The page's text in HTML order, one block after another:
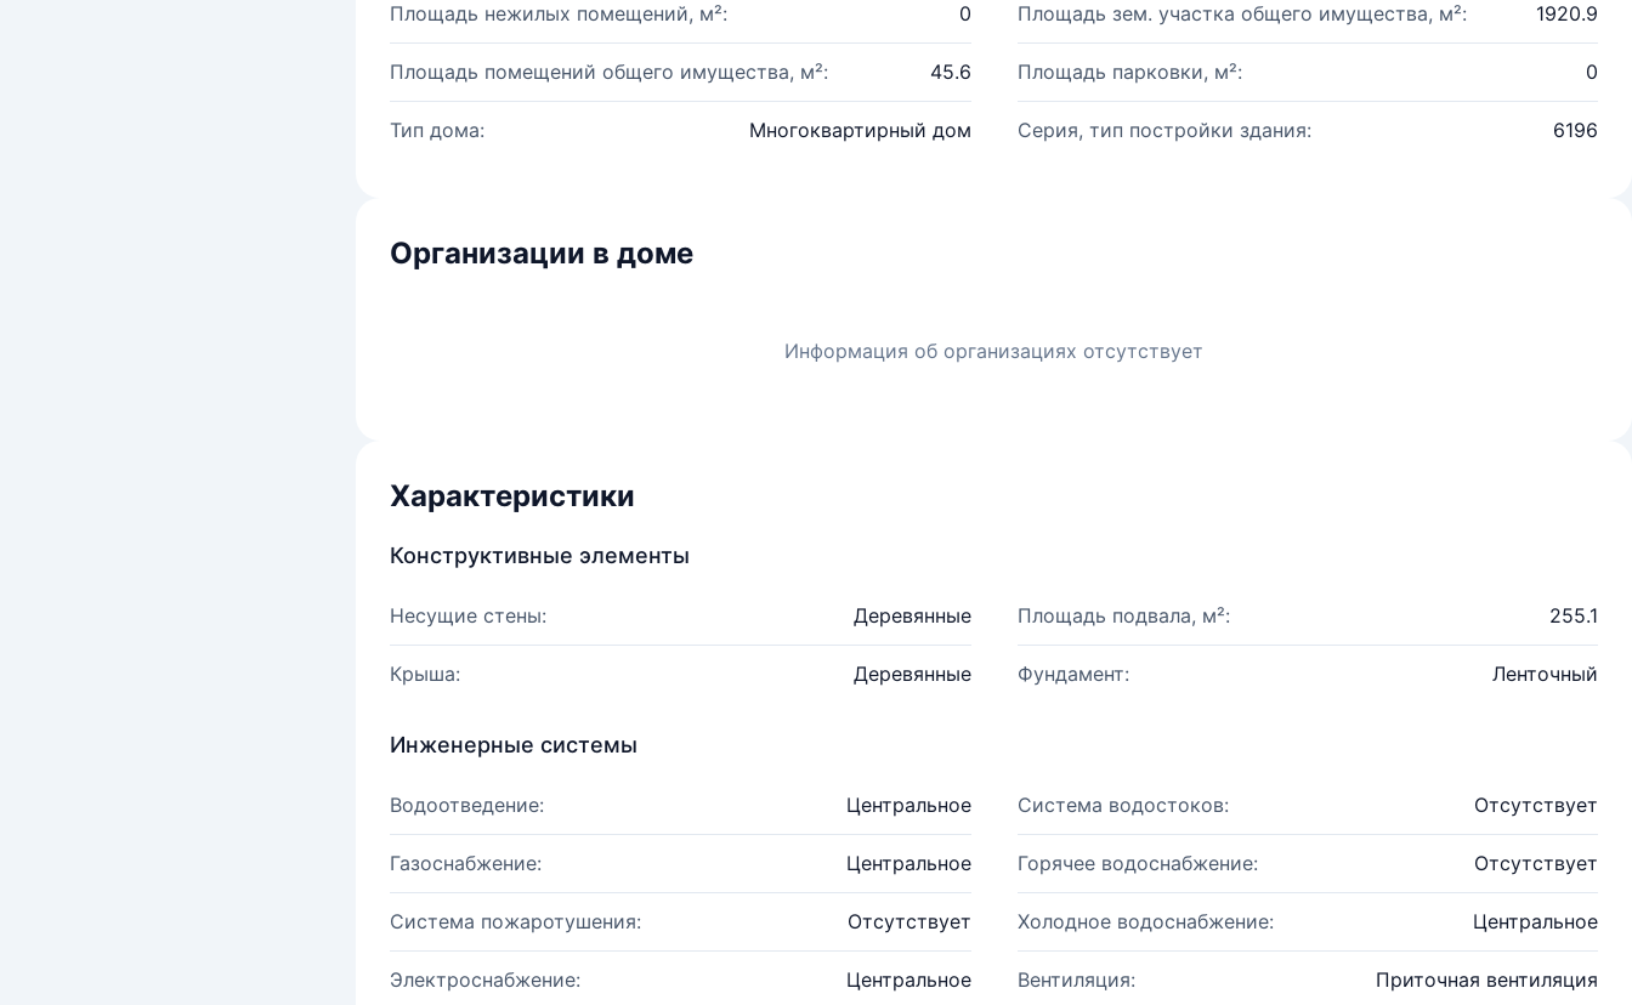
Площадь нежилых помещений, м²: 0 Площадь зем. участка общего имущества, м²: 1920.9
Площадь помещений общего имущества, м²: 45.6 Площадь парковки, м²: 0
Тип дома: Многоквартирный дом Серия, тип постройки здания: 6196
Организации в доме
Информация об организациях отсутствует
Характеристики
Конструктивные элементы
Несущие стены: Деревянные Площадь подвала, м²: 255.1
Крыша: Деревянные Фундамент: Ленточный
Инженерные системы
Водоотведение: Центральное Система водостоков: Отсутствует
Газоснабжение: Центральное Горячее водоснабжение: Отсутствует
Система пожаротушения: Отсутствует Холодное водоснабжение: Центральное
Электроснабжение: Центральное Вентиляция: Приточная вентиляция